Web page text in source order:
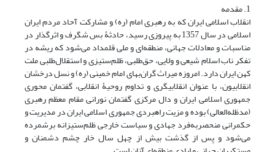
1. مقدمه
انقلاب اسلامی ایران که به رهبری امام (ره) و مشارکت آحاد مردم ایران
اسلامی در سال 1357 به پیروزی رسید، حادثۀ بس شگرف و اثرگذار در
مناسبات و معادلات جهانی، منطقه‌ای و ملی قلمداد می‌شود که ریشه در
تفکر ناب اسلام شیعی و ولایی، حق‌طلبی، ظلم‌ستیزی و استقلال‌طلبی ملت
کهن ایران دارد. امروزه میراث گران‌بهای امام خمینی (ره) و نسل درخشان
انقلابیون، با عنوان انقلابیگری و تداوم روحیۀ انقلابی، گفتمان محوری
جمهوری اسلامی ایران و دال مرکزی گفتمان نورانی مقام معظم رهبری
(مدظله‌العالی) بوده و مزیت راهبردی جمهوری اسلامی ایران در مدیریت و
حکمرانی منحصر‌به‌فرد جهادی و سیاست خارجی ظلم‌ستیزانه برشمرده
می‌شود و پس از گذشت بیش از چهل سال خار چشم دشمنان و